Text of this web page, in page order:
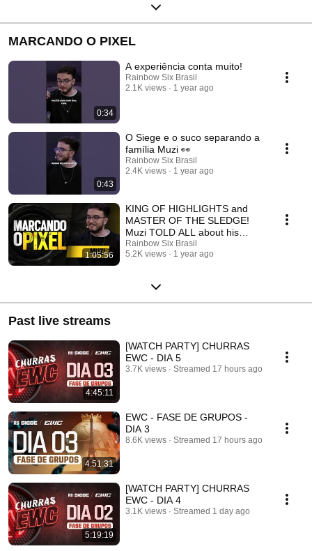
MARCANDO O PIXEL
0:34
A experiência conta muito!
Rainbow Six Brasil
2.1K views
1 year ago
0:43
O Siege e o suco separando a
família Muzi 👀
Rainbow Six Brasil
2.4K views
1 year ago
1:05:56
KING OF HIGHLIGHTS and
MASTER OF THE SLEDGE!
Muzi TOLD ALL about his
career on MARCANDO O
PIXEL!
Rainbow Six Brasil
5.2K views
1 year ago
Past live streams
4:45:11
[WATCH PARTY] CHURRAS
EWC - DIA 5
3.7K views Streamed 17 hours ago
4:51:31
EWC - FASE DE GRUPOS -
DIA 3
8.6K views Streamed 17 hours ago
5:19:19
[WATCH PARTY] CHURRAS
EWC - DIA 4
3.1K views Streamed 1 day ago